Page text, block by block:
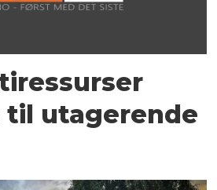
utagerende